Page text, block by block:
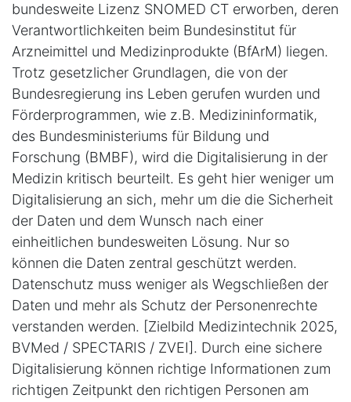
bundesweite Lizenz SNOMED CT erworben, deren
Verantwortlichkeiten beim Bundesinstitut für
Arzneimittel und Medizinprodukte (BfArM) liegen.
Trotz gesetzlicher Grundlagen, die von der
Bundesregierung ins Leben gerufen wurden und
Förderprogrammen, wie z.B. Medizininformatik,
des Bundesministeriums für Bildung und
Forschung (BMBF), wird die Digitalisierung in der
Medizin kritisch beurteilt. Es geht hier weniger um
Digitalisierung an sich, mehr um die die Sicherheit
der Daten und dem Wunsch nach einer
einheitlichen bundesweiten Lösung. Nur so
können die Daten zentral geschützt werden.
Datenschutz muss weniger als Wegschließen der
Daten und mehr als Schutz der Personenrechte
verstanden werden. [Zielbild Medizintechnik 2025,
BVMed / SPECTARIS / ZVEI]. Durch eine sichere
Digitalisierung können richtige Informationen zum
richtigen Zeitpunkt den richtigen Personen am